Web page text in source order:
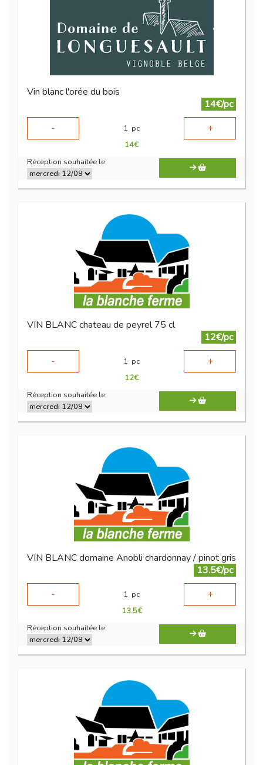
Vin blanc l'orée du bois
14€/pc
-
1 pc +
14€
Réception souhaitée le
VIN BLANC chateau de peyrel 75 cl
12€/pc
-
1 pc +
12€
Réception souhaitée le
VIN BLANC domaine Anobli chardonnay / pinot gris
13.5€/pc
-
1 pc +
13.5€
Réception souhaitée le